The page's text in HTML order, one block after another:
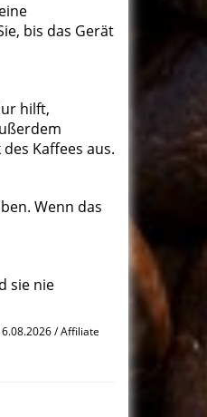
bis das Gerät
hilft,
Kaffees aus.
Wenn das
sie nie
/ Affiliate